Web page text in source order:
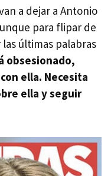
a dejar a Antonio
para flipar de
últimas palabras
obsesionado,
ella. Necesita
ella y seguir